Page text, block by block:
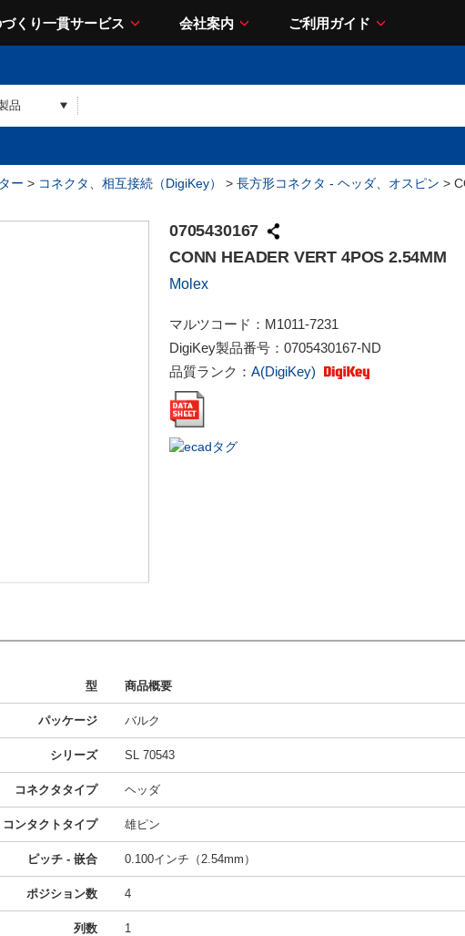
づくり一貫サービス 会社案内 ご利用ガイド
ー > コネクタ、相互接続（DigiKey） > 長方形コネクタ - ヘッダ、オスピン >
0705430167
CONN HEADER VERT 4POS 2.54MM
Molex
マルツコード： M1011-7231
DigiKey製品番号： 0705430167-ND
品質ランク： A(DigiKey)
型 商品概要
パッケージ バルク
シリーズ SL 70543
コネクタタイプ ヘッダ
コンタクトタイプ 雄ピン
ピッチ - 嵌合 0.100インチ（2.54mm）
ポジション数 4
列数 1